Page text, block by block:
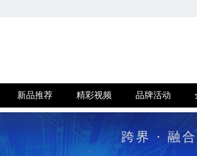
新品推荐 精彩视频 品牌活动
跨界 · 融